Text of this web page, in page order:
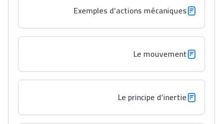
Exemples d’actions mécaniques
Le mouvement
Le principe d’inertie